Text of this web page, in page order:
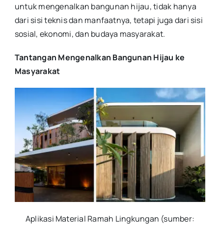
untuk mengenalkan bangunan hijau, tidak hanya
dari sisi teknis dan manfaatnya, tetapi juga dari sisi
sosial, ekonomi, dan budaya masyarakat.
Tantangan Mengenalkan Bangunan Hijau ke
Masyarakat
Aplikasi Material Ramah Lingkungan (sumber: